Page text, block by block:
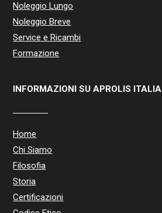
Noleggio Lungo
Noleggio Breve
Service e Ricambi
Formazione
INFORMAZIONI SU APROLIS ITALIA
Home
Chi Siamo
Filosofia
Storia
Certificazioni